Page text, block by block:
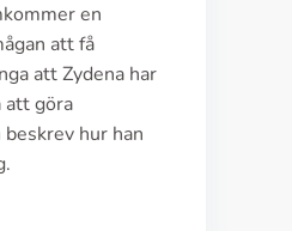
en
att få
att Zydena har
att göra
hur han